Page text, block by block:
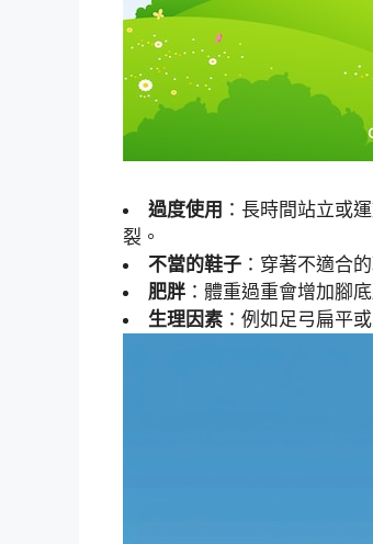
過度使用 ：長時間站立或
裂。
不當的鞋子 ：穿著不適合
肥胖 ：體重過重會增加腳
生理因素 ：例如足弓扁平